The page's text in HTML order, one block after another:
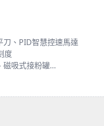
刀、PID智慧控速馬達
度
磁吸式接粉罐
年保固